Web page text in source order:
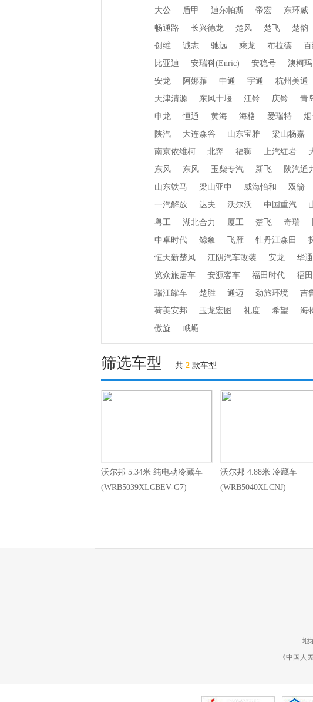
大公
盾甲 迪尔帕斯 帝宏 东环威
畅通路
长兴德龙 楚风 楚飞 楚韵
创维
诚志 驰远 乘龙 布拉德
比亚迪
安瑞科(Enric) 安稳号 澳柯玛
安龙
阿娜蕥 中通 宇通 杭州美通
天津清源
东风十堰 江铃 庆铃 青
申龙
恒通 黄海 海格 爱瑞特
陕汽
大连森谷 山东宝雅 梁山杨嘉
南京依维柯
北奔 福狮 上汽红岩
东风
东风 玉柴专汽 新飞 陕汽通
山东铁马
梁山亚中 威海怡和 双箭
一汽解放
达夫 沃尔沃 中国重汽
粤工
湖北合力 厦工 楚飞 奇瑞
中卓时代
鲸象 飞雁 牡丹江森田
恒天新楚风
江阴汽车改装 安龙 华通
览众旅居车
安源客车 福田时代 福
瑞江罐车
楚胜 通迈 劲旅环境 吉
荷美安邦
玉龙宏图 礼度 希望 海
傲旋
峨嵋
筛选车型 共 2 款车型
沃尔邦 5.34米 纯电动冷藏车
(WRB5039XLCBEV-G7)
沃尔邦 4.88米 冷藏车
(WRB5040XLCNJ)
地
《中国人